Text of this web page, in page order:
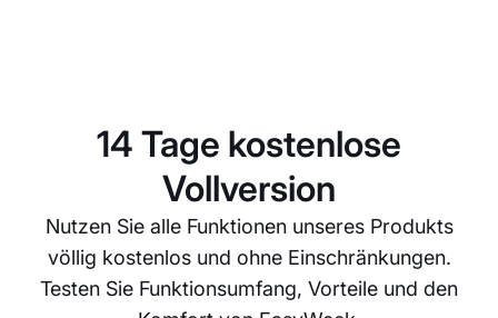
14 Tage kostenlose
Vollversion
Nutzen Sie alle Funktionen unseres Produkts
völlig kostenlos und ohne Einschränkungen.
Testen Sie Funktionsumfang, Vorteile und den